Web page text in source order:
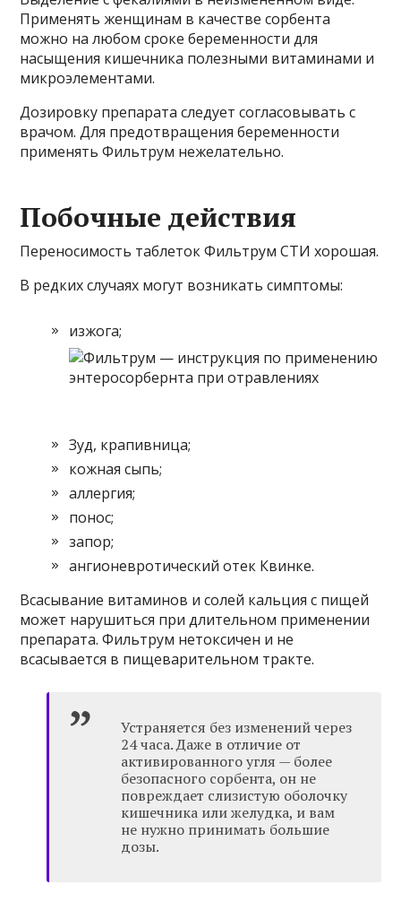
Применять женщинам в качестве сорбента
можно на любом сроке беременности для
насыщения кишечника полезными витаминами и
микроэлементами.
Дозировку препарата следует согласовывать с
врачом. Для предотвращения беременности
применять Фильтрум нежелательно.
Побочные действия
Переносимость таблеток Фильтрум СТИ хорошая.
В редких случаях могут возникать симптомы:
изжога;
Зуд, крапивница;
кожная сыпь;
аллергия;
понос;
запор;
ангионевротический отек Квинке.
Всасывание витаминов и солей кальция с пищей
может нарушиться при длительном применении
препарата. Фильтрум нетоксичен и не
всасывается в пищеварительном тракте.
Устраняется без изменений через
24 часа. Даже в отличие от
активированного угля — более
безопасного сорбента, он не
повреждает слизистую оболочку
кишечника или желудка, и вам
не нужно принимать большие
дозы.